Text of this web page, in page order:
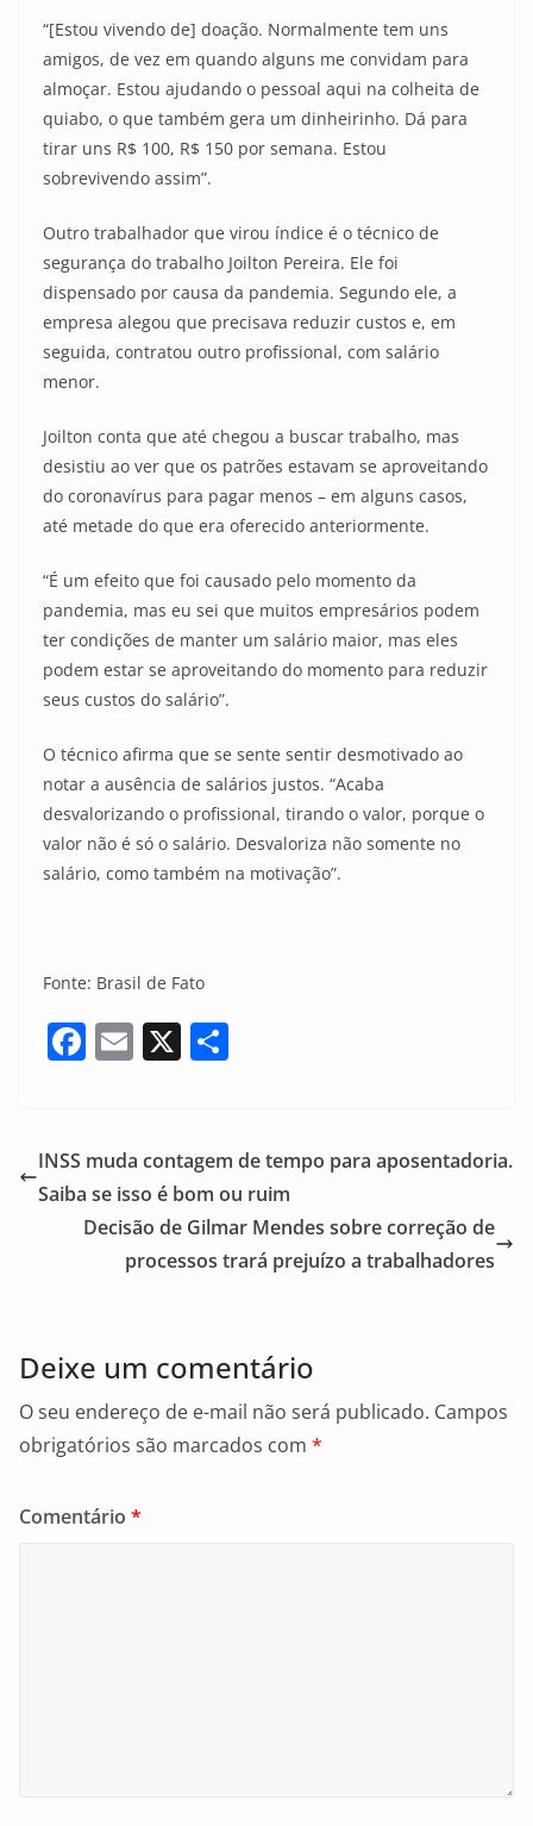
“[Estou vivendo de] doação. Normalmente tem uns
amigos, de vez em quando alguns me convidam para
almoçar. Estou ajudando o pessoal aqui na colheita de
quiabo, o que também gera um dinheirinho. Dá para
tirar uns R$ 100, R$ 150 por semana. Estou
sobrevivendo assim”.
Outro trabalhador que virou índice é o técnico de
segurança do trabalho Joilton Pereira. Ele foi
dispensado por causa da pandemia. Segundo ele, a
empresa alegou que precisava reduzir custos e, em
seguida, contratou outro profissional, com salário
menor.
Joilton conta que até chegou a buscar trabalho, mas
desistiu ao ver que os patrões estavam se aproveitando
do coronavírus para pagar menos – em alguns casos,
até metade do que era oferecido anteriormente.
“É um efeito que foi causado pelo momento da
pandemia, mas eu sei que muitos empresários podem
ter condições de manter um salário maior, mas eles
podem estar se aproveitando do momento para reduzir
seus custos do salário”.
O técnico afirma que se sente sentir desmotivado ao
notar a ausência de salários justos. “Acaba
desvalorizando o profissional, tirando o valor, porque o
valor não é só o salário. Desvaloriza não somente no
salário, como também na motivação”.
Fonte: Brasil de Fato
F
e
b
o
E
l
X
e
INSS muda contagem de tempo para aposentadoria.
Saiba se isso é bom ou ruim
Decisão de Gilmar Mendes sobre correção de
processos trará prejuízo a trabalhadores
Deixe um comentário
O seu endereço de e-mail não será publicado. Campos
obrigatórios são marcados com *
Comentário *